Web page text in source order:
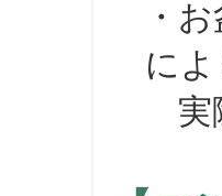
・お
に
実際